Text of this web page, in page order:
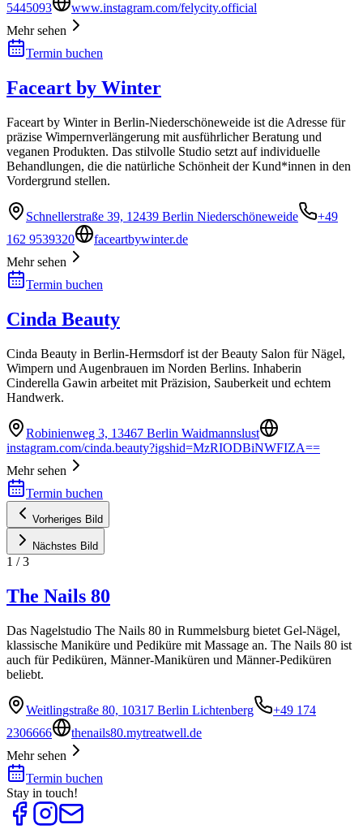
5445093
www.instagram.com/felycity.official
Mehr sehen
Termin buchen
Faceart by Winter
Faceart by Winter in Berlin-Niederschöneweide ist die Adresse für
präzise Wimpernverlängerung mit ausführlicher Beratung und
veganen Produkten. Das stilvolle Studio setzt auf individuelle
Behandlungen, die die natürliche Schönheit der Kund*innen in den
Vordergrund stellen.
Schnellerstraße 39, 12439 Berlin Niederschöneweide
+49
162 9539320
faceartbywinter.de
Mehr sehen
Termin buchen
Cinda Beauty
Cinda Beauty in Berlin-Hermsdorf ist der Beauty Salon für Nägel,
Wimpern und Augenbrauen im Norden Berlins. Inhaberin
Cinderella Gawin arbeitet mit Präzision, Sauberkeit und echtem
Handwerk.
Robinienweg 3, 13467 Berlin Waidmannslust
instagram.com/cinda.beauty?igshid=MzRIODBiNWFIZA==
Mehr sehen
Termin buchen
Vorheriges Bild
Nächstes Bild
1 /3
The Nails 80
Das Nagelstudio The Nails 80 in Rummelsburg bietet Gel-Nägel,
klassische Maniküre und Pediküre mit Massage an. The Nails 80 ist
auch für Pediküren, Männer-Maniküren und Männer-Pediküren
beliebt.
Weitlingstraße 80, 10317 Berlin Lichtenberg
+49 174
2306666
thenails80.mytreatwell.de
Mehr sehen
Termin buchen
Stay in touch!